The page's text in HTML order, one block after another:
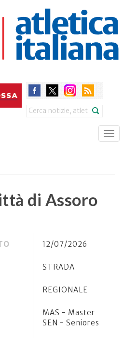
Search
di Assoro
12/07/2026
STRADA
REGIONALE
MAS - Master
SEN - Seniores